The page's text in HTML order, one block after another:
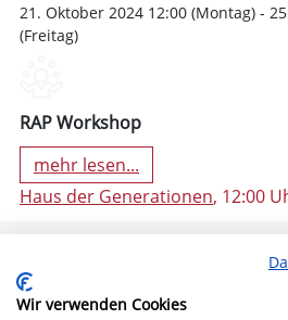
21. Oktober 2024 12:00 (Montag) -
(Freitag)
RAP Workshop
mehr lesen...
Haus der Generationen, 12:00
Wir verwenden Cookies